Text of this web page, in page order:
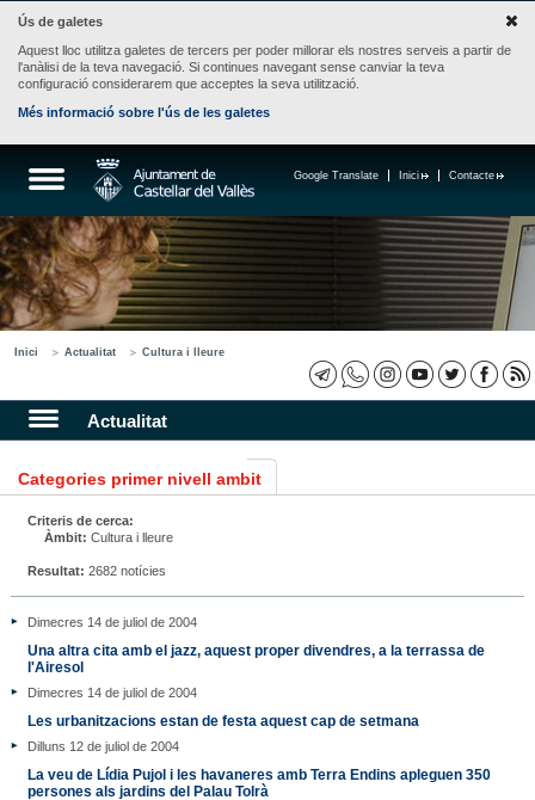
Ús de galetes
Aquest lloc utilitza galetes de tercers per poder millorar els nostres serveis a partir de
l'anàlisi de la teva navegació. Si continues navegant sense canviar la teva
configuració considerarem que acceptes la seva utilització.
Més informació sobre l'ús de les galetes
Contacte
Inici
Google Translate
Inici Actualitat Cultura i lleure
Actualitat
Categories primer nivell ambit
Criteris de cerca:
Àmbit: Cultura i lleure
Resultat: 2682 notícies
Dimecres 14 de juliol de 2004
Una altra cita amb el jazz, aquest proper divendres, a la terrassa de
l'Airesol
Dimecres 14 de juliol de 2004
Les urbanitzacions estan de festa aquest cap de setmana
Dilluns 12 de juliol de 2004
La veu de Lídia Pujol i les havaneres amb Terra Endins apleguen 350
persones als jardins del Palau Tolrà